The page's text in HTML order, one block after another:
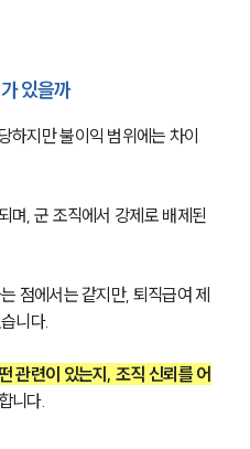
있을까
하지만 불이익 범위에는 차이
며, 군 조직에서 강제로 배제된
점에서는 같지만, 퇴직급여 제
니다.
관련이 있는지, 조직 신뢰를 어
니다.